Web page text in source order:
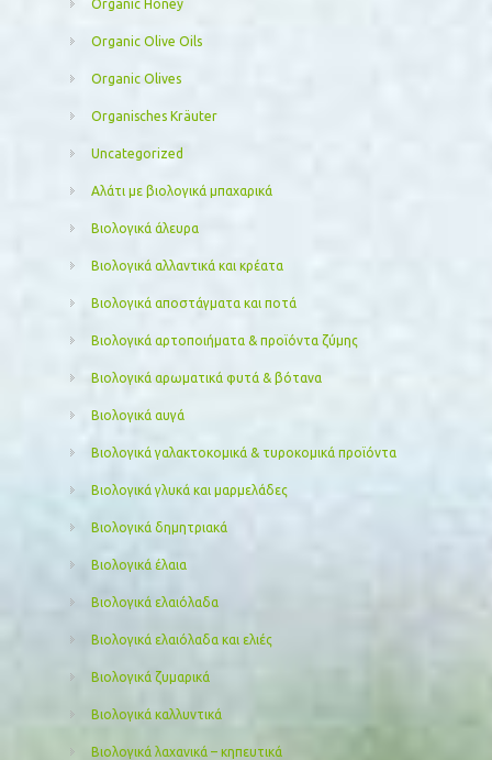
Organic Honey
Organic Olive Oils
Organic Olives
Organisches Kräuter
Uncategorized
Αλάτι με βιολογικά μπαχαρικά
Βιολογικά άλευρα
Βιολογικά αλλαντικά και κρέατα
Βιολογικά αποστάγματα και ποτά
Βιολογικά αρτοποιήματα & προϊόντα ζύμης
Βιολογικά αρωματικά φυτά & βότανα
Βιολογικά αυγά
Βιολογικά γαλακτοκομικά & τυροκομικά προϊόντα
Βιολογικά γλυκά και μαρμελάδες
Βιολογικά δημητριακά
Βιολογικά έλαια
Βιολογικά ελαιόλαδα
Βιολογικά ελαιόλαδα και ελιές
Βιολογικά ζυμαρικά
Βιολογικά καλλυντικά
Βιολογικά λαχανικά – κηπευτικά